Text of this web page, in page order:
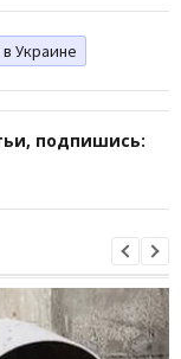
Украине
подпишись: